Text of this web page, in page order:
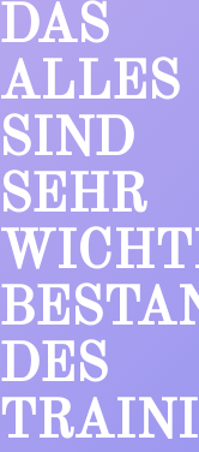
DAS
ALLES
SIND
SEHR
DES